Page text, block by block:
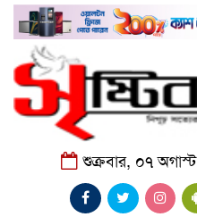
শুক্রবার, ০৭